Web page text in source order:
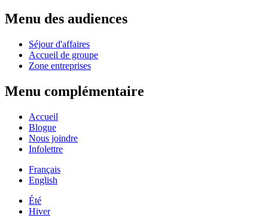
Menu des audiences
Séjour d'affaires
Accueil de groupe
Zone entreprises
Menu complémentaire
Accueil
Blogue
Nous joindre
Infolettre
Français
English
Été
Hiver